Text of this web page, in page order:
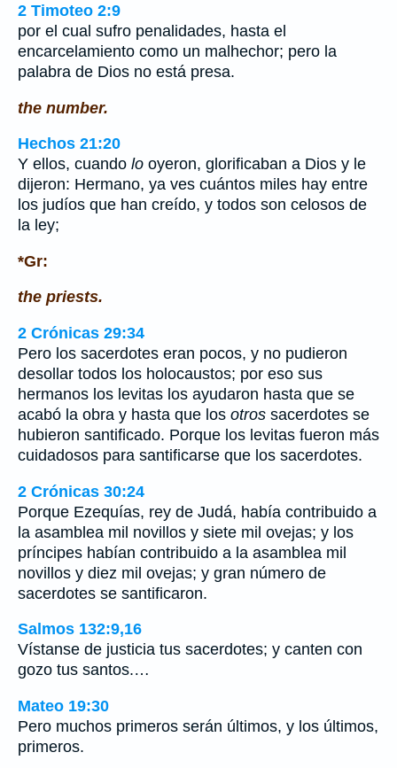
2 Timoteo 2:9
por el cual sufro penalidades, hasta el
encarcelamiento como un malhechor; pero la
palabra de Dios no está presa.
the number.
Hechos 21:20
Y ellos, cuando lo oyeron, glorificaban a Dios y le
dijeron: Hermano, ya ves cuántos miles hay entre
los judíos que han creído, y todos son celosos de
la ley;
*Gr:
the priests.
2 Crónicas 29:34
Pero los sacerdotes eran pocos, y no pudieron
desollar todos los holocaustos; por eso sus
hermanos los levitas los ayudaron hasta que se
acabó la obra y hasta que los otros sacerdotes se
hubieron santificado. Porque los levitas fueron más
cuidadosos para santificarse que los sacerdotes.
2 Crónicas 30:24
Porque Ezequías, rey de Judá, había contribuido a
la asamblea mil novillos y siete mil ovejas; y los
príncipes habían contribuido a la asamblea mil
novillos y diez mil ovejas; y gran número de
sacerdotes se santificaron.
Salmos 132:9,16
Vístanse de justicia tus sacerdotes; y canten con
gozo tus santos.…
Mateo 19:30
Pero muchos primeros serán últimos, y los últimos,
primeros.